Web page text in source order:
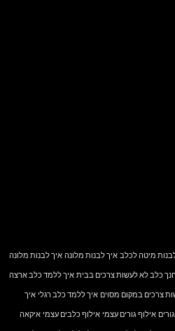
מיטה לכלב איך לבנות מלונה איך לבנות מלונה
כלב לא לעשות צרכים בבית איך ללמד כלב ארצה
צרכים במקום מסוים איך ללמד כלב רגלי איך
אילוף גורים עצמי אילוף כלבים עצמי איקאה